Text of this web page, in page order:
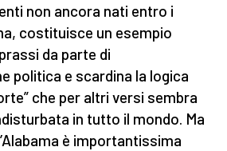
non ancora nati entro i
costituisce un esempio
da parte di
politica e scardina la logica
che per altri versi sembra
in tutto il mondo. Ma
è importantissima